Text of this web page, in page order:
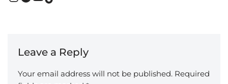
Leave a Reply
Your email address will not be published. Required